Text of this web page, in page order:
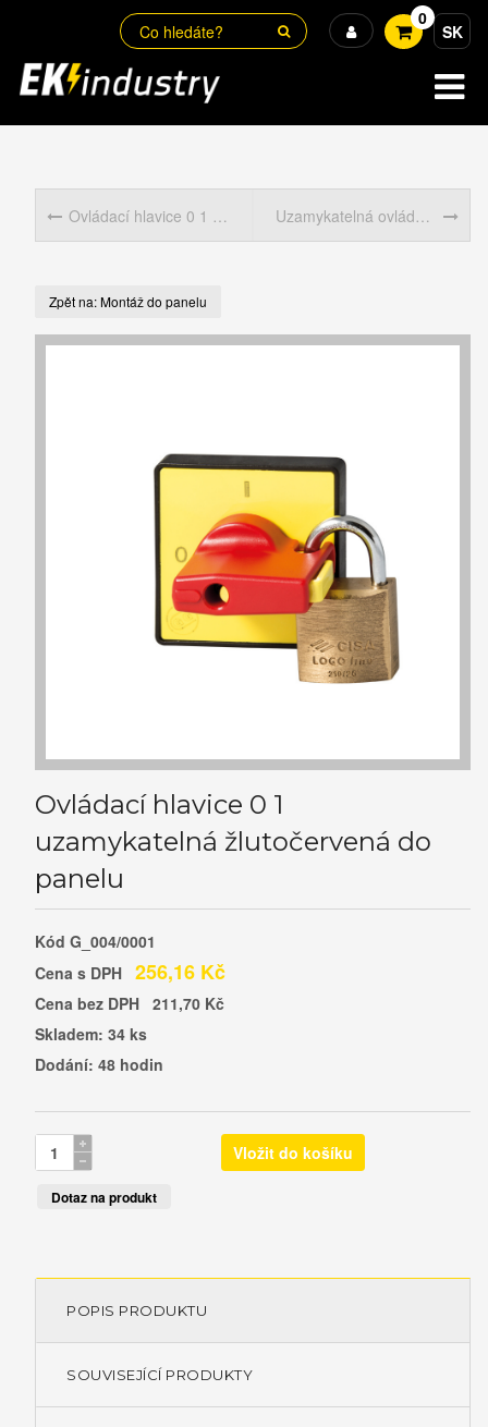
SK
0
Ovládací hlavice 0 1 uzamykatelná šedočerná do panelu Uzamykatelná ovládací hlavice, 67x67mm, žlutý podklad, červená hlavice
Zpět na: Montáž do panelu
Ovládací hlavice 0 1
uzamykatelná žlutočervená do
panelu
Kód G_004/0001
Cena s DPH 256,16 Kč
Cena bez DPH 211,70 Kč
Skladem: 34 ks
Dodání: 48 hodin
Dotaz na produkt
POPIS PRODUKTU
SOUVISEJÍCÍ PRODUKTY